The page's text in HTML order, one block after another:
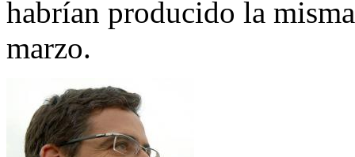
habrían producido la
marzo.